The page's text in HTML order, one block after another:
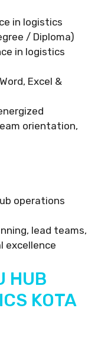
in logistics
/ Diploma)
in logistics
Excel &
orientation,
operations
lead teams,
excellence
HUB
KOTA